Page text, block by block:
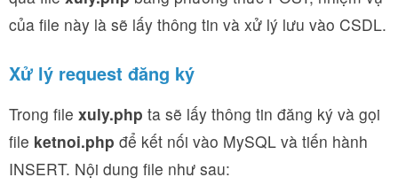
của file này là sẽ lấy thông tin và xử lý lưu vào CSDL.
Xử lý request đăng ký
Trong file xuly.php ta sẽ lấy thông tin đăng ký và gọi
file ketnoi.php để kết nối vào MySQL và tiến hành
INSERT. Nội dung file như sau: